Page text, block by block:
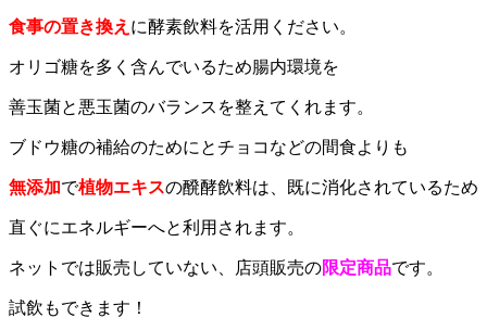
食事の置き換え に酵素飲料を活用ください。
オリゴ糖を多く含んでいるため腸内環境を
善玉菌と悪玉菌のバランスを整えてくれます。
ブドウ糖の補給のためにとチョコなどの間食よりも
無添加で植物エキスの醗酵飲料は、既に消化されているため
直ぐにエネルギーへと利用されます。
ネットでは販売していない、店頭販売の限定商品です。
試飲もできます！